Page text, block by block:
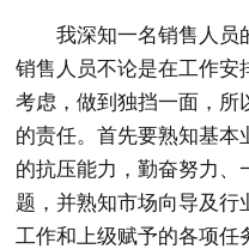
我深知一名销售人员
销售人员不论是在工作安
考虑，做到独挡一面，所
的责任。首先要熟知基本
的抗压能力，勤奋努力、
题，并熟知市场向导及行
工作和上级赋予的各项任